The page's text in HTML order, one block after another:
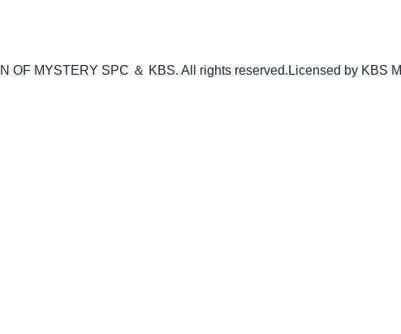
OF MYSTERY SPC ＆ KBS. All rights reserved.Licensed by KBS M